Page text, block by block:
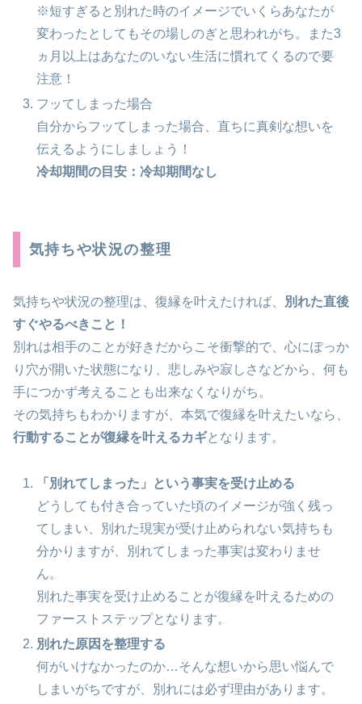
※短すぎると別れた時のイメージでいくらあなたが
変わったとしてもその場しのぎと思われがち。また3
ヵ月以上はあなたのいない生活に慣れてくるので要
注意！
フッてしまった場合
自分からフッてしまった場合、直ちに真剣な想いを
伝えるようにしましょう！
冷却期間の目安：冷却期間なし
気持ちや状況の整理
気持ちや状況の整理は、復縁を叶えたければ、
別れた直後
すぐやるべきこと！
別れは相手のことが好きだからこそ衝撃的で、心にぽっか
り穴が開いた状態になり、悲しみや寂しさなどから、何も
手につかず考えることも出来なくなりがち。
その気持ちもわかりますが、本気で復縁を叶えたいなら、
行動することが復縁を叶えるカギとなります。
「別れてしまった」という事実を受け止める
どうしても付き合っていた頃のイメージが強く残っ
てしまい、別れた現実が受け止められない気持ちも
分かりますが、別れてしまった事実は変わりませ
ん。
別れた事実を受け止めることが復縁を叶えるための
ファーストステップとなります。
別れた原因を整理する
何がいけなかったのか…そんな想いから思い悩んで
しまいがちですが、別れには必ず理由があります。